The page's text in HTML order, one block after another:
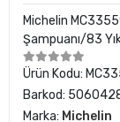
Michelin
Şampuanı/83
Ürün Kodu:
Barkod:
Marka: Michelin